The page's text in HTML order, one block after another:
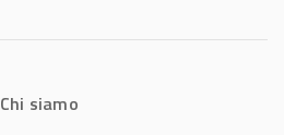
produttività in
Chi siamo